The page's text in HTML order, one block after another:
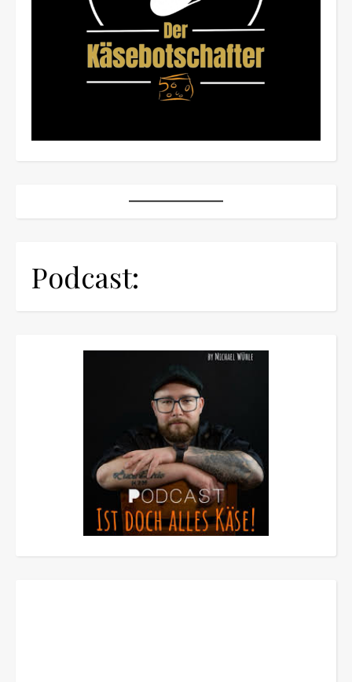
Podcast: